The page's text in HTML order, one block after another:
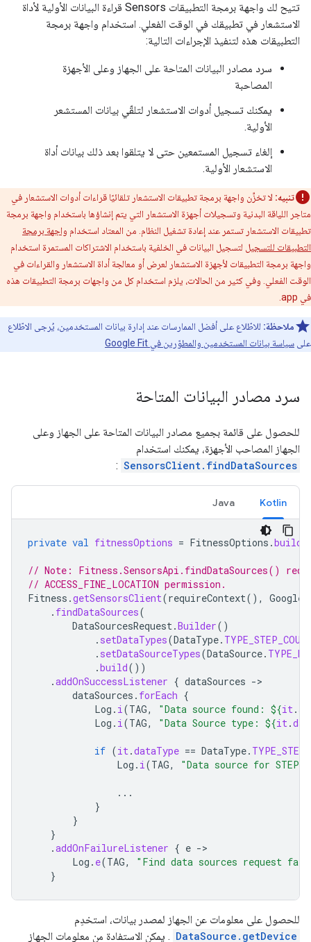
تتيح لك واجهة برمجة التطبيقات Sensors قراءة البيانات الأولية لأداة
الاستشعار في تطبيقك في الوقت الفعلي. استخدام واجهة برمجة
التطبيقات هذه لتنفيذ الإجراءات التالية:
سرد مصادر البيانات المتاحة على الجهاز وعلى الأجهزة
المصاحبة
يمكنك تسجيل أدوات الاستشعار لتلقّي بيانات المستشعر
الأولية.
إلغاء تسجيل المستمعين حتى لا يتلقوا بعد ذلك بيانات أداة
الاستشعار الأولية.
تنبيه: لا تخزِّن واجهة برمجة تطبيقات الاستشعار تلقائيًا قراءات أدوات الاستشعار في
متاجر اللياقة البدنية وتسجيلات أجهزة الاستشعار التي يتم إنشاؤها باستخدام واجهة برمجة
تطبيقات الاستشعار تستمر عند إعادة تشغيل النظام. من المعتاد استخدام واجهة برمجة
التطبيقات للتسجيل لتسجيل البيانات في الخلفية باستخدام الاشتراكات المستمرة استخدام
واجهة برمجة التطبيقات لأجهزة الاستشعار لعرض أو معالجة أداة الاستشعار والقراءات في
الوقت الفعلي. وفي كثير من الحالات، يلزم استخدام كل من واجهات برمجة التطبيقات هذه
في app.
ملاحظة: للاطّلاع على أفضل الممارسات عند إدارة بيانات المستخدمين، يُرجى الاطّلاع
على سياسة بيانات المستخدمين والمطوّرين في Google Fit
سرد مصادر البيانات المتاحة
للحصول على قائمة بجميع مصادر البيانات المتاحة على الجهاز وعلى
الجهاز المصاحب الأجهزة، يمكنك استخدام
SensorsClient.findDataSources
:
Kotlin
Java
private val fitnessOptions = FitnessOptions .
// Note: Fitness.SensorsApi.findDataSources()
// ACCESS_FINE_LOCATION permission.
Fitness .getSensorsClient(requireContext(),
. findDataSources(
DataSourcesRequest.Builder()
. setDataTypes(DataType.
. setDataSourceTypes(DataSource.
.build())
.addOnSuccessListener { dataSources -
dataSources . forEach {
Log . i(TAG, "Data source found: ${it.
Log . i(TAG, "Data Source type: ${it.
if (it.dataType == DataType.
Log . i(TAG, "Data source for
...
}
}
}
.addOnFailureListener { e -
Log . e(TAG,
"Find data sources request
}
للحصول على معلومات عن الجهاز لمصدر بيانات، استخدِم
DataSource.getDevice . يمكن الاستفادة من معلومات الجهاز